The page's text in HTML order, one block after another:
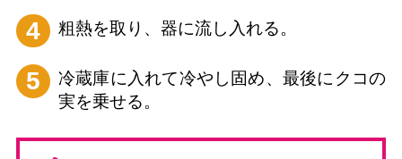
4 粗熱を取り、器に流し入れる。
5
冷蔵庫に入れて冷やし固め、最後にクコの
実を乗せる。